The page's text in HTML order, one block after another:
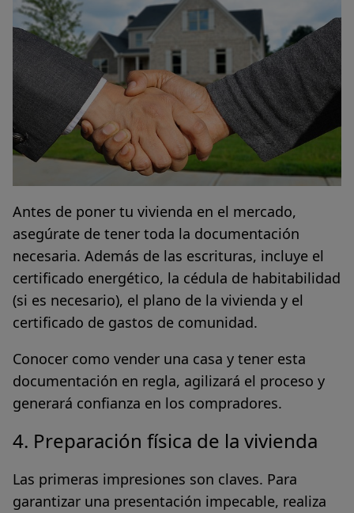
Antes de poner tu vivienda en el mercado,
asegúrate de tener toda la documentación
necesaria. Además de las escrituras, incluye el
certificado energético, la cédula de habitabilidad
(si es necesario), el plano de la vivienda y el
certificado de gastos de comunidad.
Conocer como vender una casa y tener esta
documentación en regla, agilizará el proceso y
generará confianza en los compradores.
4. Preparación física de la vivienda
Las primeras impresiones son claves. Para
garantizar una presentación impecable, realiza